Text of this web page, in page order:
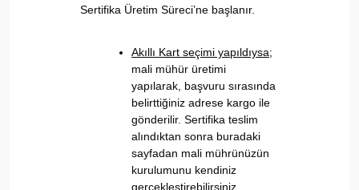
Sertifika Üretim Süreci’ne başlanır.
Akıllı Kart seçimi yapıldıysa;
mali mühür üretimi
yapılarak, başvuru sırasında
belirttiğiniz adrese kargo ile
gönderilir. Sertifika teslim
alındıktan sonra buradaki
sayfadan mali mührünüzün
kurulumunu kendiniz
gerçekleştirebilirsiniz.